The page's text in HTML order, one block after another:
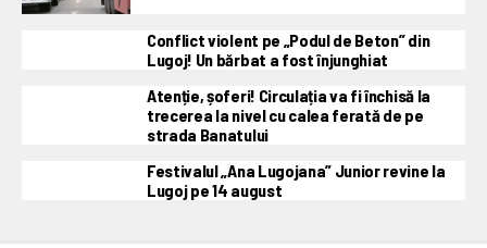
Conflict violent pe „Podul de Beton” din
Lugoj! Un bărbat a fost înjunghiat
Atenție, șoferi! Circulația va fi închisă la
trecerea la nivel cu calea ferată de pe
strada Banatului
Festivalul „Ana Lugojana” Junior revine la
Lugoj pe 14 august